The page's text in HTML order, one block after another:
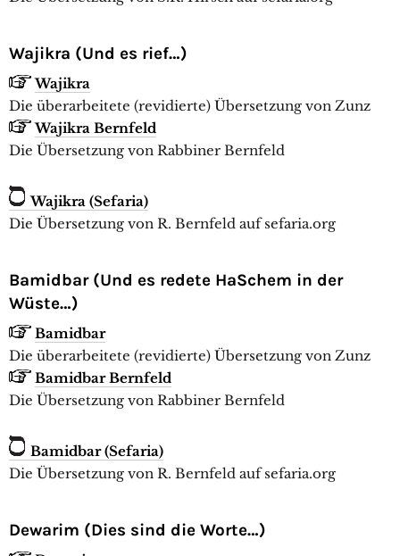
Wajikra (Und es rief…)
Wajikra
Die überarbeitete (revidierte) Übersetzung von Zunz
Wajikra Bernfeld
Die Übersetzung von Rabbiner Bernfeld
Wajikra (Sefaria)
Die Übersetzung von R. Bernfeld auf sefaria.org
Bamidbar (Und es redete HaSchem in der
Wüste…)
Bamidbar
Die überarbeitete (revidierte) Übersetzung von Zunz
Bamidbar Bernfeld
Die Übersetzung von Rabbiner Bernfeld
Bamidbar (Sefaria)
Die Übersetzung von R. Bernfeld auf sefaria.org
Dewarim (Dies sind die Worte…)